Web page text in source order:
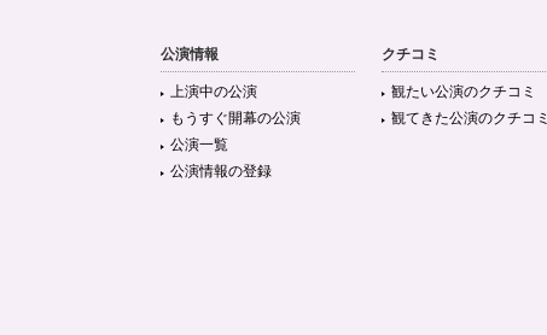
公演情報
上演中の公演
もうすぐ開幕の公演
公演一覧
公演情報の登録
クチコミ
観たい公演のクチコミ
観てきた公演のクチコミ